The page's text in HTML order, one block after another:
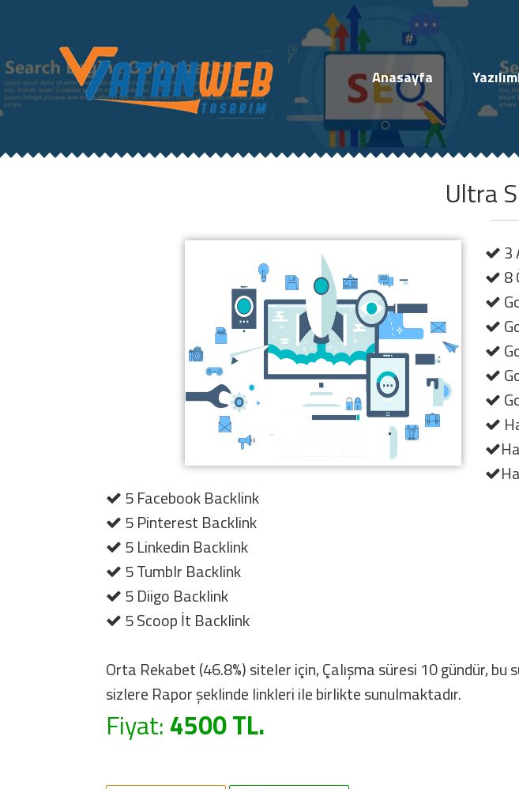
Anasayfa
Ultra
3
8
5 Facebook Backlink
5 Pinterest Backlink
5 Linkedin Backlink
5 Tumblr Backlink
5 Diigo Backlink
5 Scoop İt Backlink
Orta Rekabet (46.8%) siteler için, Çalışma süresi 10 gündür,
sizlere Rapor şeklinde linkleri ile birlikte sunulmaktadır.
Fiyat: 4500 TL.
Henüz
Hemen